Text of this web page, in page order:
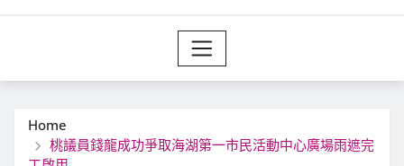
Home
桃議員錢龍成功爭取海湖第一市民活動中心廣場雨遮完